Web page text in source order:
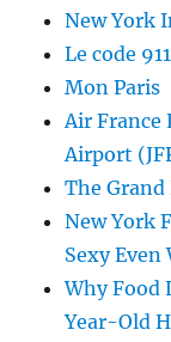
New York
Le code 911
Mon Paris
Air France
Airport
The
New York
Sexy Even
Why Food
Year-Old